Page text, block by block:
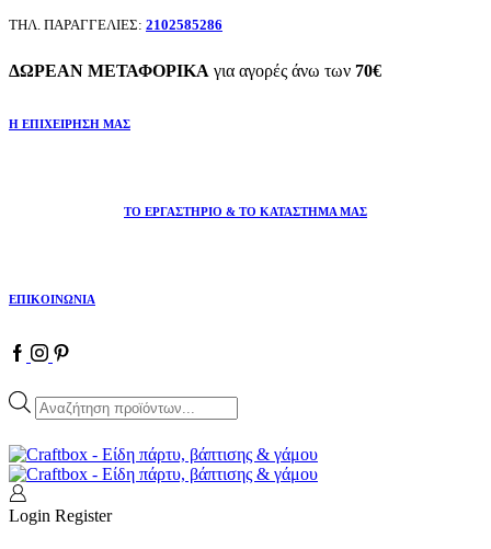
ΤΗΛ. ΠΑΡΑΓΓΕΛΙΕΣ: 2102585286
ΔΩΡΕΑΝ ΜΕΤΑΦΟΡΙΚΑ για αγορές άνω των 70€
Η ΕΠΙΧΕΙΡΗΣΗ ΜΑΣ
ΤΟ ΕΡΓΑΣΤΗΡΙΟ & ΤΟ ΚΑΤΑΣΤΗΜΑ ΜΑΣ
ΕΠΙΚΟΙΝΩΝΙΑ
Products
search
Login Register